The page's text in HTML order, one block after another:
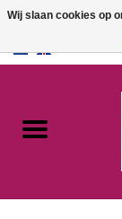
Catalogus
Wij slaan cookies op